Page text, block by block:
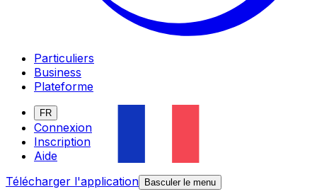
Particuliers
Business
Plateforme
FR
Connexion
Inscription
Aide
Télécharger l'application
Basculer le menu